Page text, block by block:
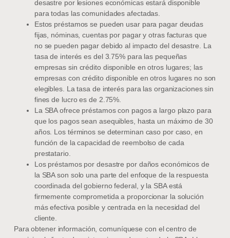
desastre por lesiones económicas estará disponible
para todas las comunidades afectadas.
Estos préstamos se pueden usar para pagar deudas
fijas, nóminas, cuentas por pagar y otras facturas que
no se pueden pagar debido al impacto del desastre. La
tasa de interés es del 3.75% para las pequeñas
empresas sin crédito disponible en otros lugares; las
empresas con crédito disponible en otros lugares no son
elegibles. La tasa de interés para las organizaciones sin
fines de lucro es de 2.75%.
La SBA ofrece préstamos con pagos a largo plazo para
que los pagos sean asequibles, hasta un máximo de 30
años. Los términos se determinan caso por caso, en
función de la capacidad de reembolso de cada
prestatario.
Los préstamos por desastre por daños económicos de
la SBA son solo una parte del enfoque de la respuesta
coordinada del gobierno federal, y la SBA está
firmemente comprometida a proporcionar la solución
más efectiva posible y centrada en la necesidad del
cliente.
Para obtener información, comuníquese con el centro de